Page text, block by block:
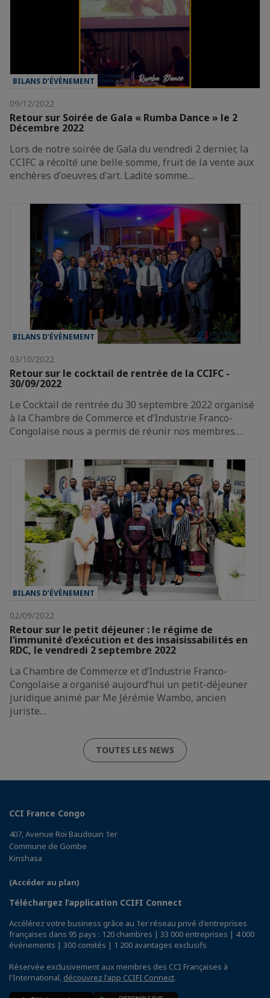
BILANS D’ÉVÈNEMENT
09/12/2022
Retour sur Soirée de Gala « Rumba Dance » le 2
Décembre 2022
Lors de notre soirée de Gala du vendredi 2 dernier, la
CCIFC a récolté une belle somme, fruit de la vente aux
enchères d'oeuvres d'art. Ladite somme…
BILANS D’ÉVÈNEMENT
03/10/2022
Retour sur le cocktail de rentrée de la CCIFC -
30/09/2022
Le Cocktail de rentrée du 30 septembre 2022 organisé
à la Chambre de Commerce et d’Industrie Franco-
Congolaise nous a permis de réunir nos membres.…
BILANS D’ÉVÈNEMENT
02/09/2022
Retour sur le petit déjeuner : le régime de
l’immunité d’exécution et des insaisissabilités en
RDC, le vendredi 2 septembre 2022
La Chambre de Commerce et d’Industrie Franco-
Congolaise a organisé aujourd’hui un petit-déjeuner
juridique animé par Me Jérémie Wambo, ancien
juriste…
TOUTES LES NEWS
CCI France Congo
407, Avenue Roi Baudouin 1er
Commune de Gombe
Kinshasa
(Accéder au plan)
Téléchargez l’application CCIFI Connect
Accélérez votre business grâce au 1er réseau privé d'entreprises
françaises dans 95 pays : 120 chambres | 33 000 entreprises | 4 000
événements | 300 comités | 1 200 avantages exclusifs
Réservée exclusivement aux membres des CCI Françaises à
l'International, découvrez l'app CCIFI Connect.